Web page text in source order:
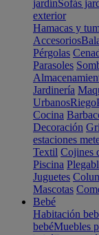
jardínSofás
exterior
Hamacas y
Accesorios
Pérgolas
Parasoles
Jardinería
UrbanosRiego
Cocina
Decoración
estaciones
Textil Cojines
Piscina
Juguetes
Mascotas
Bebé
Habitación
bebéMuebles